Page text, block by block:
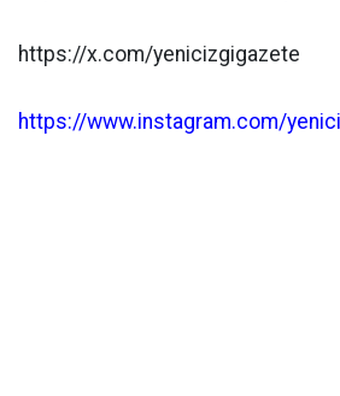
https://x.com/yenicizgigazete
https://www.instagram.com/